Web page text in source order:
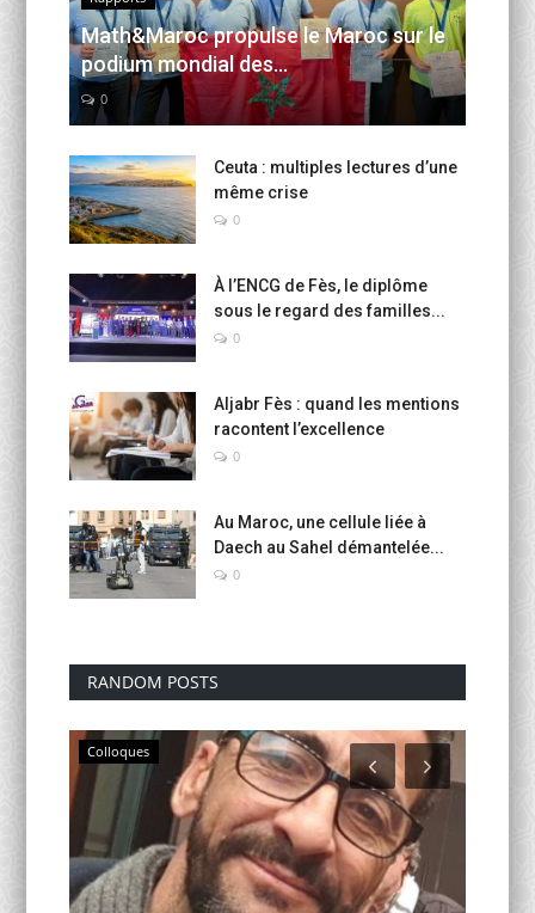
Math&Maroc propulse le Maroc sur le
podium mondial des...
0
Ceuta : multiples lectures d’une
même crise
0
À l’ENCG de Fès, le diplôme
sous le regard des familles...
0
Aljabr Fès : quand les mentions
racontent l’excellence
0
Au Maroc, une cellule liée à
Daech au Sahel démantelée...
0
RANDOM POSTS
Colloques